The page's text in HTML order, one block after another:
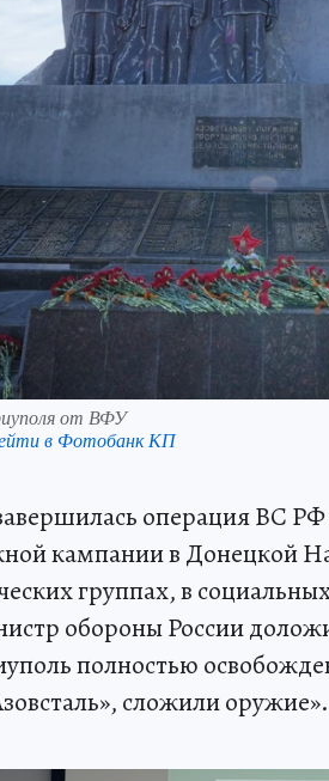
от ВФУ
в Фотобанк КП
операция ВС
кампании в Донецкой
группах, в
обороны России
полностью
сложили оружие».